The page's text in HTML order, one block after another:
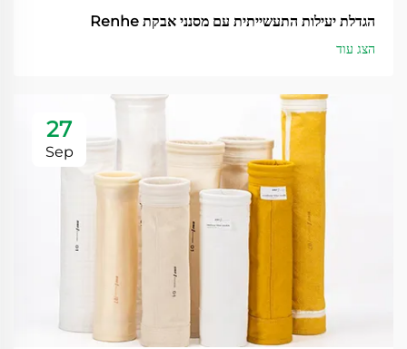
הגדלת יעילות התעשייתית עם מסנני אבקת Renhe
הצג עוד
27
Sep